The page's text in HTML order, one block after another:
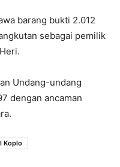
barang bukti 2.012
sebagai pemilik
Undang-undang
dengan ancaman
Koplo